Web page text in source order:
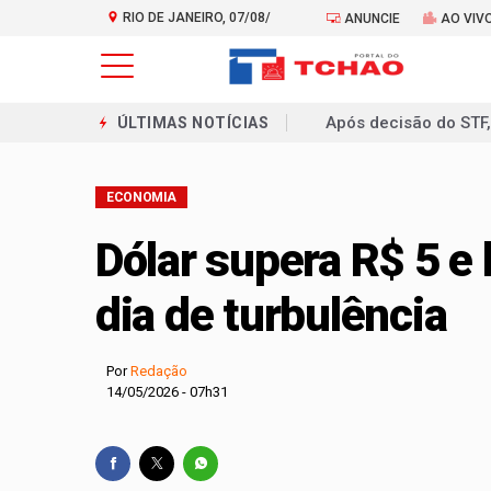
RIO DE JANEIRO, 07/08/
2026
ANUNCIE AO
ÚLTIMAS NOTÍCIAS
Candidato do Agir,
Estado quer criar
Patrimônio
Deputada Carla
Programa
Alana Passos
Anthony Garotinho
ECONOMIA
Dólar supera R$ 5
dia de turbulência
PorRedação
14/05/2026 - 07h31